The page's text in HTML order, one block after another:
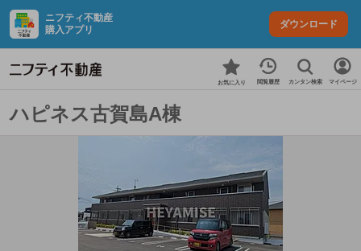
ニフティ不動産
購入アプリ
ダウンロード
お気に入り 閲覧履歴 カンタン検索 マイページ
ハピネス古賀島A棟